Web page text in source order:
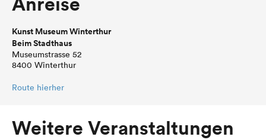
Kunst Museum Winterthur
Beim Stadthaus
Museumstrasse 52
8400 Winterthur
Route hierher
Weitere Veranstaltungen